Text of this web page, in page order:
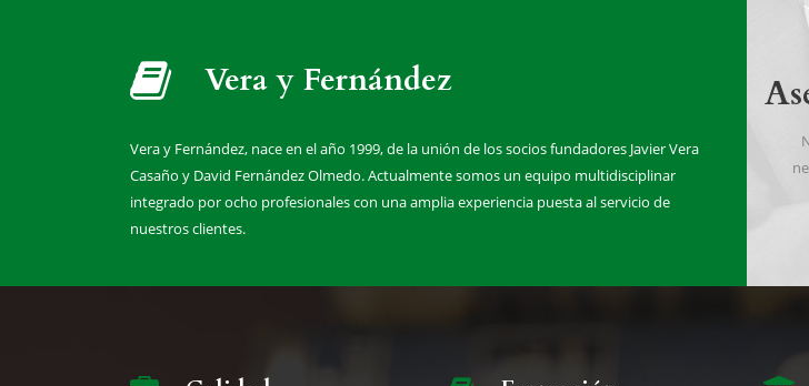
Vera y Fernández
Vera y Fernández, nace en el año 1999, de la unión de los socios fundadores Javier Vera
Casaño y David Fernández Olmedo. Actualmente somos un equipo multidisciplinar
integrado por ocho profesionales con una amplia experiencia puesta al servicio de
nuestros clientes.